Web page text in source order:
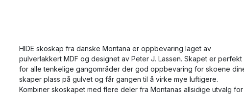
HIDE skoskap fra danske Montana er oppbevaring laget av
pulverlakkert MDF og designet av Peter J. Lassen. Skapet er perfekt
for alle tenkelige gangområder der god oppbevaring for skoene
skaper plass på gulvet og får gangen til å virke mye luftigere.
Kombiner skoskapet med flere deler fra Montanas allsidige utvalg for